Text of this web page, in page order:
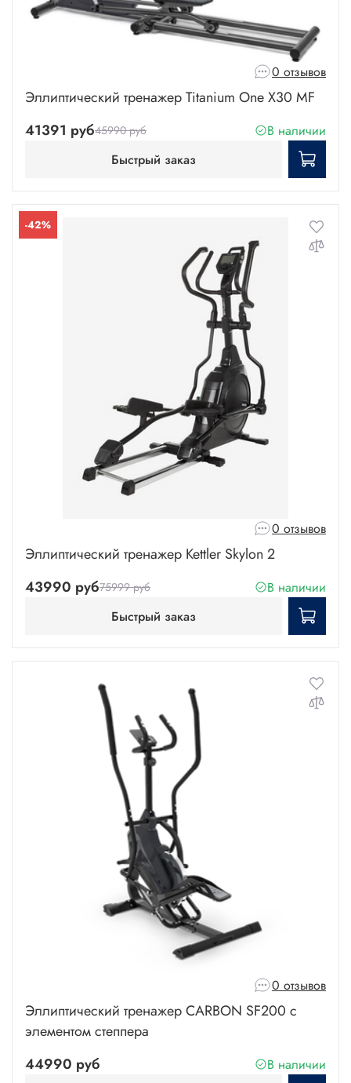
0 отзывов
Эллиптический тренажер Titanium One X30 MF
41391 руб45990 руб
В наличии
Быстрый заказ
-42%
0 отзывов
Эллиптический тренажер Kettler Skylon 2
43990 руб75999 руб
В наличии
Быстрый заказ
0 отзывов
Эллиптический тренажер CARBON SF200 с
элементом степпера
44990 руб
В наличии